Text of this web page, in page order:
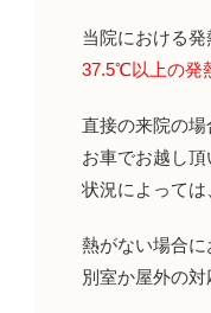
当院における
37.5℃以上の発
直接の来院の場
お車でお越し頂
状況によっては
熱がない場合に
別室か屋外の対